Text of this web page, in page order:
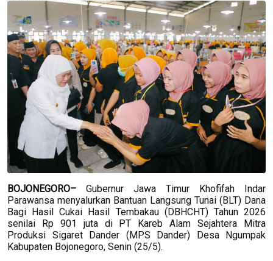
BOJONEGORO– Gubernur Jawa Timur Khofifah Indar
Parawansa menyalurkan Bantuan Langsung Tunai (BLT) Dana
Bagi Hasil Cukai Hasil Tembakau (DBHCHT) Tahun 2026
senilai Rp 901 juta di PT Kareb Alam Sejahtera Mitra
Produksi Sigaret Dander (MPS Dander) Desa Ngumpak
Kabupaten Bojonegoro, Senin (25/5).